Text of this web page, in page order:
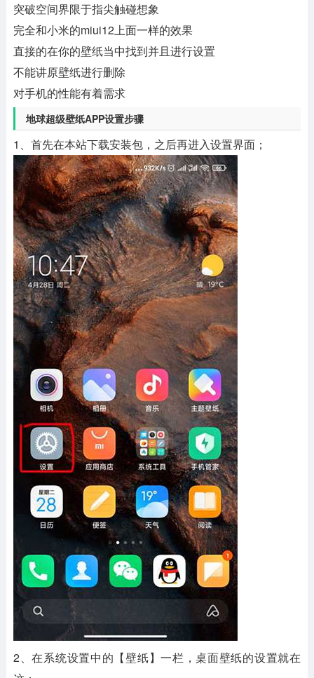
突破空间界限于指尖触碰想象
完全和小米的miui12上面一样的效果
直接的在你的壁纸当中找到并且进行设置
不能讲原壁纸进行删除
对手机的性能有着需求
地球超级壁纸APP设置步骤
1、首先在本站下载安装包，之后再进入设置界面；
2、在系统设置中的【壁纸】一栏，桌面壁纸的设置就在